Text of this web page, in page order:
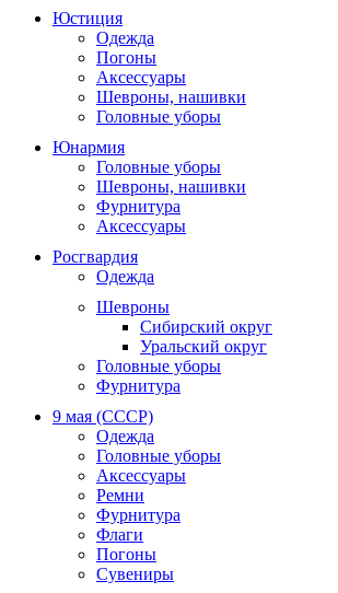
Юстиция
Одежда
Погоны
Аксессуары
Шевроны, нашивки
Головные уборы
Юнармия
Головные уборы
Шевроны, нашивки
Фурнитура
Аксессуары
Росгвардия
Одежда
Шевроны
Сибирский округ
Уральский округ
Головные уборы
Фурнитура
9 мая (СССР)
Одежда
Головные уборы
Аксессуары
Ремни
Фурнитура
Флаги
Погоны
Сувениры